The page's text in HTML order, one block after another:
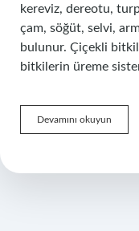
kereviz, dereotu,
çam, söğüt, selvi,
bulunur. Çiçekli
bitkilerin üreme
Devamını okuyun
Bitki